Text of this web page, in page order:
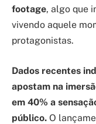
footage, algo que
vivendo aquele
protagonistas.
Dados recentes
apostam na
em 40% a
público. O